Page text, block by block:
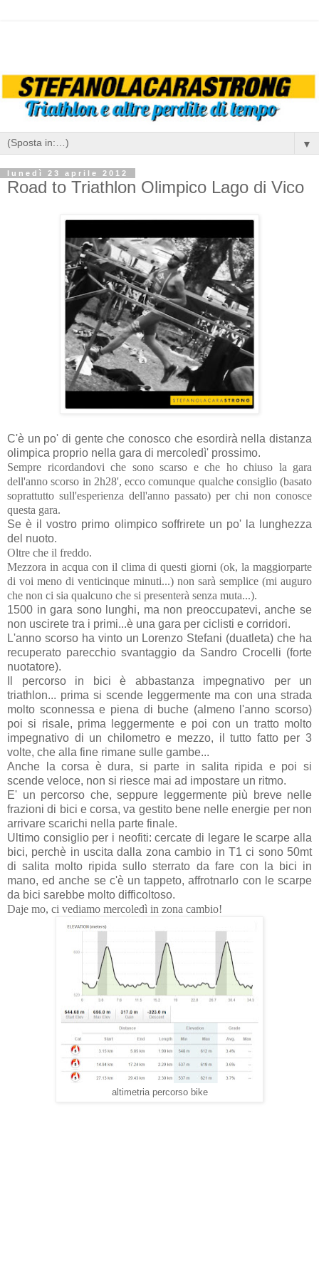
▼
lunedì 23 aprile 2012
Road to Triathlon Olimpico Lago di Vico
C'è un po' di gente che conosco che esordirà nella distanza
olimpica proprio nella gara di mercoledì' prossimo.
Sempre ricordandovi che sono scarso e che ho chiuso la gara
dell'anno scorso in 2h28', ecco comunque qualche consiglio (basato
soprattutto sull'esperienza dell'anno passato) per chi non conosce
questa gara.
Se è il vostro primo olimpico soffrirete un po' la lunghezza
del nuoto.
Oltre che il freddo.
Mezzora in acqua con il clima di questi giorni (ok, la maggiorparte
di voi meno di venticinque minuti...) non sarà semplice (mi auguro
che non ci sia qualcuno che si presenterà senza muta...).
1500 in gara sono lunghi, ma non preoccupatevi, anche se
non uscirete tra i primi...è una gara per ciclisti e corridori.
L'anno scorso ha vinto un Lorenzo Stefani (duatleta) che ha
recuperato parecchio svantaggio da Sandro Crocelli (forte
nuotatore).
Il percorso in bici è abbastanza impegnativo per un
triathlon... prima si scende leggermente ma con una strada
molto sconnessa e piena di buche (almeno l'anno scorso)
poi si risale, prima leggermente e poi con un tratto molto
impegnativo di un chilometro e mezzo, il tutto fatto per 3
volte, che alla fine rimane sulle gambe...
Anche la corsa è dura, si parte in salita ripida e poi si
scende veloce, non si riesce mai ad impostare un ritmo.
E' un percorso che, seppure leggermente più breve nelle
frazioni di bici e corsa, va gestito bene nelle energie per non
arrivare scarichi nella parte finale.
Ultimo consiglio per i neofiti: cercate di legare le scarpe alla
bici, perchè in uscita dalla zona cambio in T1 ci sono 50mt
di salita molto ripida sullo sterrato da fare con la bici in
mano, ed anche se c'è un tappeto, affrotnarlo con le scarpe
da bici sarebbe molto difficoltoso.
Daje mo, ci vediamo mercoledì in zona cambio!
altimetria percorso bike